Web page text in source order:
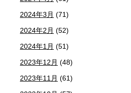
2024年3月 (71)
2024年2月 (52)
2024年1月 (51)
2023年12月 (48)
2023年11月 (61)